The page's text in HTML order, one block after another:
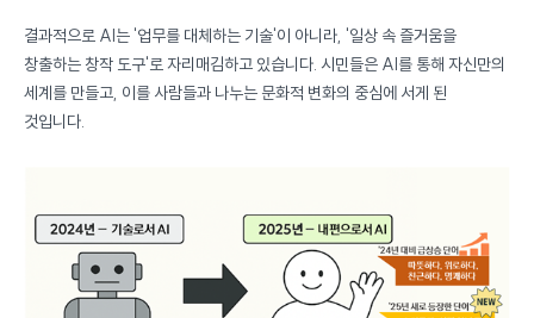
결과적으로 AI는 '업무를 대체하는 기술'이 아니라, '일상 속 즐거움을
창출하는 창작 도구'로 자리매김하고 있습니다. 시민들은 AI를 통해 자신만의
세계를 만들고, 이를 사람들과 나누는 문화적 변화의 중심에 서게 된
것입니다.